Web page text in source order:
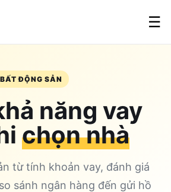
☰
ĐỘNG SẢN
năng vay
chọn nhà
từ tính khoản vay, đánh giá
sánh ngân hàng đến gửi hồ